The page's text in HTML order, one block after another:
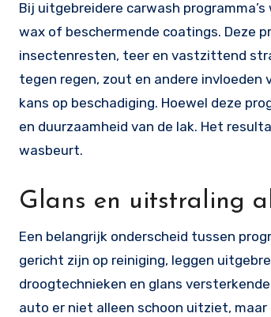
Bij uitgebreidere carwash
wax of beschermende coatings. Deze
insectenresten, teer en vastzittend
tegen regen, zout en andere
kans op beschadiging. Hoewel deze
en duurzaamheid van de lak. Het
wasbeurt.
Glans en uitstraling
Een belangrijk onderscheid tussen
gericht zijn op reiniging, leggen
droogtechnieken en glans
auto er niet alleen schoon uitziet,